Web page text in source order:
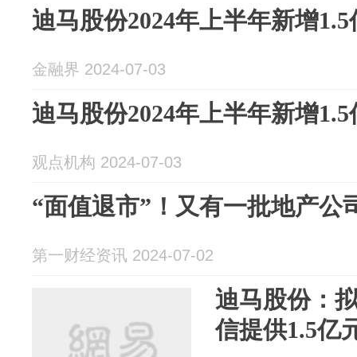
迪马股份2024年上半年新增
金融界 2024-07-03
迪马股份2024年上半年新增
观点机构 2024-07-03
“面值退市”！又有一批地产公
第一财经资讯 2024-07-02
迪马股份：
信提供1.5亿